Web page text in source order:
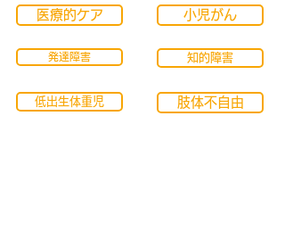
医療的ケア
発達障害
低出生体重児
小児がん
知的障害
肢体不自由